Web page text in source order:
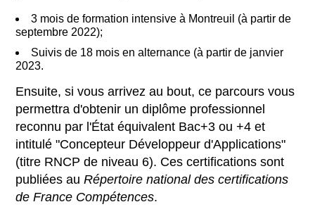
3 mois de formation intensive à Montreuil (à partir de
septembre 2022);
Suivis de 18 mois en alternance (à partir de janvier
2023.
Ensuite, si vous arrivez au bout, ce parcours vous
permettra d'obtenir un diplôme professionnel
reconnu par l'État équivalent Bac+3 ou +4 et
intitulé "Concepteur Développeur d'Applications"
(titre RNCP de niveau 6). Ces certifications sont
publiées auRépertoire national des certifications
de France Compétences.